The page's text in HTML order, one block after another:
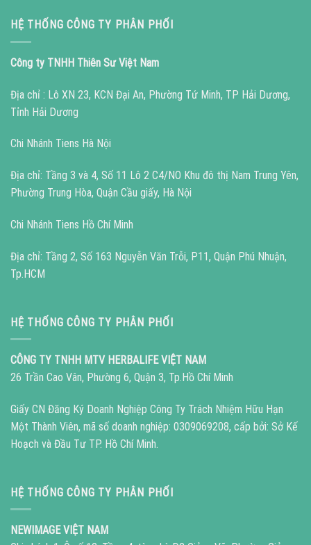
HỆ THỐNG CÔNG TY PHÂN PHỐI
Công ty TNHH Thiên Sư Việt Nam
Địa chỉ : Lô XN 23, KCN Đại An, Phường Tứ Minh, TP Hải Dương,
Tỉnh Hải Dương
Chi Nhánh Tiens Hà Nội
Địa chỉ: Tầng 3 và 4, Số 11 Lô 2 C4/NO Khu đô thị Nam Trung Yên,
Phường Trung Hòa, Quận Cầu giấy, Hà Nội
Chi Nhánh Tiens Hồ Chí Minh
Địa chỉ: Tầng 2, Số 163 Nguyễn Văn Trỗi, P11, Quận Phú Nhuận,
Tp.HCM
HỆ THỐNG CÔNG TY PHÂN PHỐI
CÔNG TY TNHH MTV HERBALIFE VIỆT NAM
26 Trần Cao Vân, Phường 6, Quận 3, Tp.Hồ Chí Minh
Giấy CN Đăng Ký Doanh Nghiệp Công Ty Trách Nhiệm Hữu Hạn
Một Thành Viên, mã số doanh nghiệp: 0309069208, cấp bởi: Sở Kế
Hoạch và Đầu Tư TP. Hồ Chí Minh.
HỆ THỐNG CÔNG TY PHÂN PHỐI
NEWIMAGE VIỆT NAM